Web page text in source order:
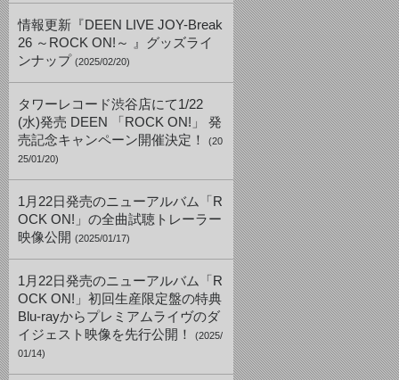
情報更新『DEEN LIVE JOY-Break
26 ～ROCK ON!～ 』グッズライ
ンナップ (2025/02/20)
タワーレコード渋谷店にて1/22
(水)発売 DEEN 「ROCK ON!」 発
売記念キャンペーン開催決定！
(20
25/01/20)
1月22日発売のニューアルバム「R
OCK ON!」の全曲試聴トレーラー
映像公開 (2025/01/17)
1月22日発売のニューアルバム「R
OCK ON!」初回生産限定盤の特典
Blu-rayからプレミアムライヴのダ
イジェスト映像を先行公開！
(2025/
01/14)